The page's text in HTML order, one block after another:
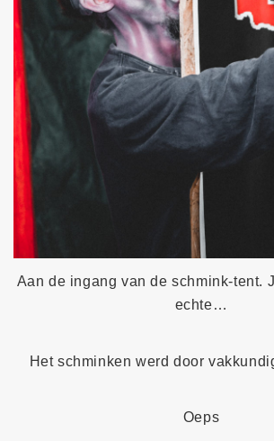
Aan de ingang van de schmink-tent.
echte…
Het schminken werd door
Oeps